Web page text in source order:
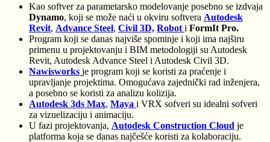
Kao softver za parametarsko modelovanje posebno se izdvaja
Dynamo, koji se može naći u okviru softvera Autodesk
Revit, Advance Steel, Civil 3D, Robot i FormIt Pro.
Program koji se danas najviše spominje i koji ima najširu
primenu u projektovanju i BIM metodologiji su Autodesk
Revit, Autodesk Advance Steel i Autodesk Civil 3D.
Nawisworks je program koji se koristi za praćenje i
upravljanje projektima. Omogućava zajednički rad inženjera,
a posebno se koristi za analizu kolizija.
Autodesk 3ds Max, Maya i VRX sofveri su idealni sofveri
za vizuelizaciju i animaciju.
U fazi projektovanja, Autodesk Construction Cloud je
platforma koja se danas najčešće koristi za kolaboraciju.